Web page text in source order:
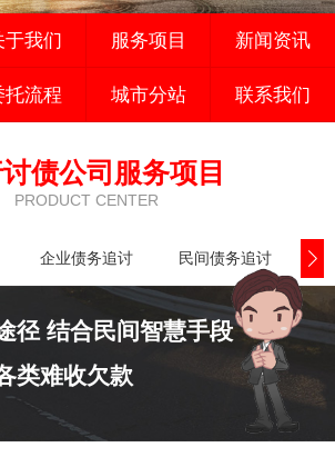
于我们 服务项目 新闻资讯
托流程 城市分站 联系我们
债公司服务项目
PRODUCT CENTER
企业债务追讨 民间债务追讨
径 结合民间智慧手段
类难收欠款